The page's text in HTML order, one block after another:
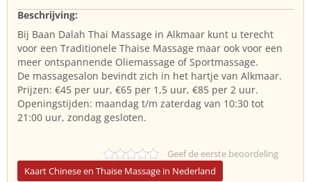
Beschrijving:
Bij Baan Dalah Thai Massage in Alkmaar kunt u terecht
voor een Traditionele Thaise Massage maar ook voor een
meer ontspannende Oliemassage of Sportmassage.
De massagesalon bevindt zich in het hartje van Alkmaar.
Prijzen: €45 per uur, €65 per 1,5 uur, €85 per 2 uur.
Openingstijden: maandag t/m zaterdag van 10:30 tot
21:00 uur, zondag gesloten.
Geef de eerste beoordeling
Kaart Chinese en Thaise Massage in Nederland